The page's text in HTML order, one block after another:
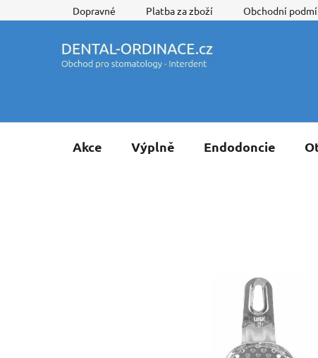
na
Dopravné Platba za zboží Obchodní
Akce Výplně Endodoncie